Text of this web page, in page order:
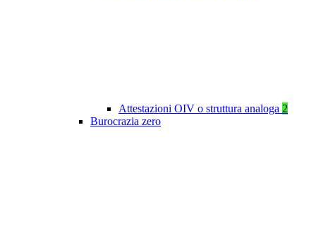
Attestazioni OIV o struttura analoga 2
Burocrazia zero